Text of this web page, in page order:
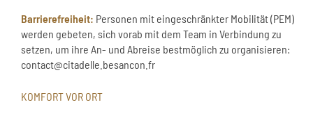
Barrierefreiheit: Personen mit eingeschränkter Mobilität (PEM)
werden gebeten, sich vorab mit dem Team in Verbindung zu
setzen, um ihre An- und Abreise bestmöglich zu organisieren:
contact@citadelle.besancon.fr
KOMFORT VOR ORT